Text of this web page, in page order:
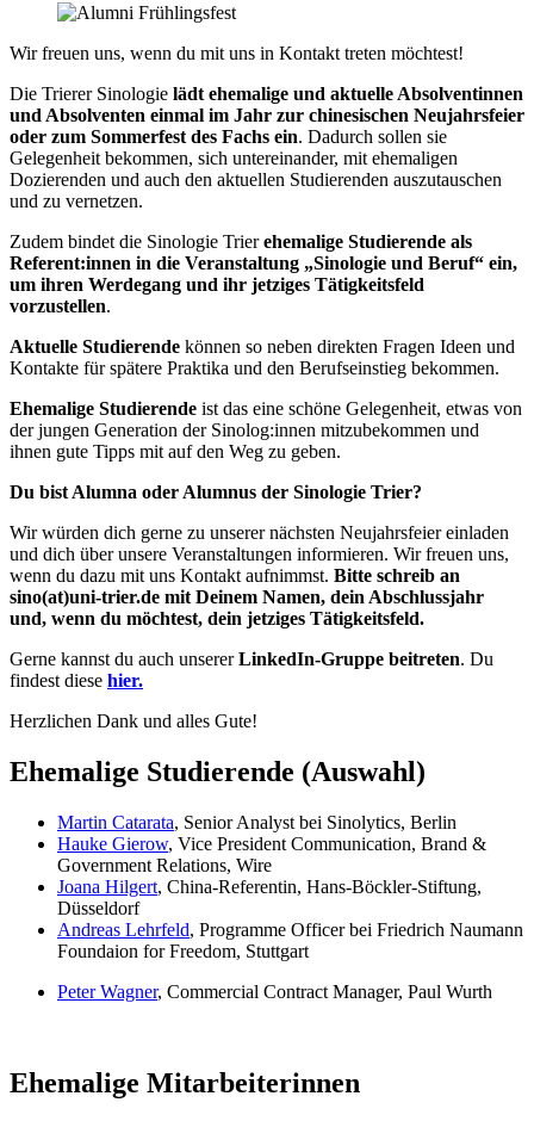
Wir freuen uns, wenn du mit uns in Kontakt treten möchtest!
Die Trierer Sinologie lädt ehemalige und aktuelle Absolventinnen
und Absolventen einmal im Jahr zur chinesischen Neujahrsfeier
oder zum Sommerfest des Fachs ein. Dadurch sollen sie
Gelegenheit bekommen, sich untereinander, mit ehemaligen
Dozierenden und auch den aktuellen Studierenden auszutauschen
und zu vernetzen.
Zudem bindet die Sinologie Trierehemalige Studierende als
Referent:innen in die Veranstaltung „Sinologie und Beruf“ ein,
um ihren Werdegang und ihr jetziges Tätigkeitsfeld
vorzustellen.
Aktuelle Studierende können so neben direkten Fragen Ideen und
Kontakte für spätere Praktika und den Berufseinstieg bekommen.
Ehemalige Studierende ist das eine schöne Gelegenheit, etwas von
der jungen Generation der Sinolog:innen mitzubekommen und
ihnen gute Tipps mit auf den Weg zu geben.
Du bist Alumna oder Alumnus der Sinologie Trier?
Wir würden dich gerne zu unserer nächsten Neujahrsfeier einladen
und dich über unsere Veranstaltungen informieren. Wir freuen uns,
wenn du dazu mit uns Kontakt aufnimmst. Bitte schreib an
sino(at)uni-trier.de mit Deinem Namen, dein Abschlussjahr
und, wenn du möchtest, dein jetziges Tätigkeitsfeld.
Gerne kannst du auch unsererLinkedIn-Gruppe beitreten. Du
findest diese hier.
Herzlichen Dank und alles Gute!
Ehemalige Studierende (Auswahl)
Martin Catarata, Senior Analyst bei Sinolytics, Berlin
Hauke Gierow, Vice President Communication, Brand &
Government Relations, Wire
Joana Hilgert, China-Referentin, Hans-Böckler-Stiftung,
Düsseldorf
Andreas Lehrfeld, Programme Officer bei Friedrich Naumann
Foundaion for Freedom, Stuttgart
Peter Wagner, Commercial Contract Manager, Paul Wurth
Ehemalige Mitarbeiterinnen